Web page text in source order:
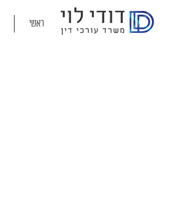
ראשי